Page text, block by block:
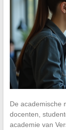
De academische
docenten,
academie van